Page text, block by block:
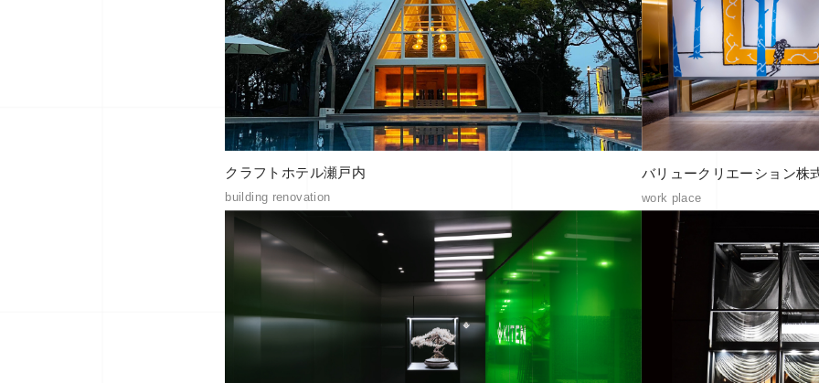
クラフトホテル瀬戸内
building renovation
バリュークリエーション株
work place